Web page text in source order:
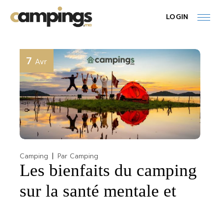
the
content
LOGIN
7 Avr
Camping Par Camping
Les bienfaits du camping
sur la santé mentale et